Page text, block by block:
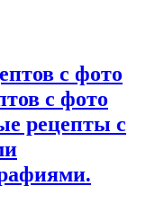
с фото
рецепты с